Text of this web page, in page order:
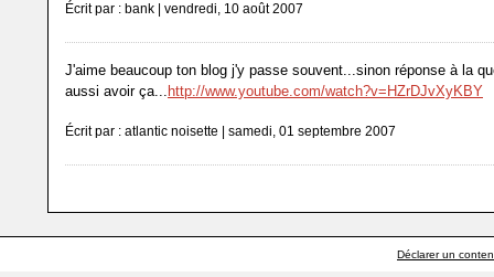
Écrit par : bank | vendredi, 10 août 2007
J'aime beaucoup ton blog j'y passe souvent...sinon réponse à la
aussi avoir ça... http://www.youtube.com/watch?v=HZrDJvXyKBY
Écrit par : atlantic noisette | samedi, 01 septembre 2007
Déclarer un